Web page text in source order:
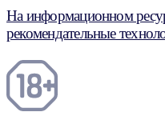
На информационном
рекомендательные